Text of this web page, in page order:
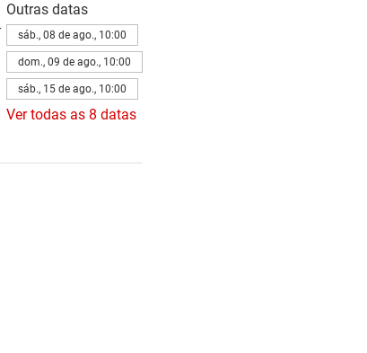
Outras datas
sáb., 08 de ago., 10:00
dom., 09 de ago., 10:00
sáb., 15 de ago., 10:00
Ver todas as 8 datas